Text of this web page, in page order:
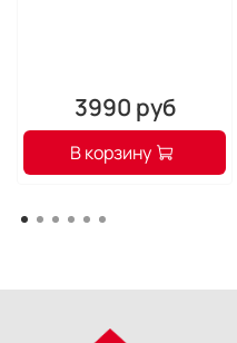
3990 руб
В корзину